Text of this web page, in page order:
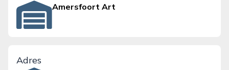
Amersfoort Art
Adres